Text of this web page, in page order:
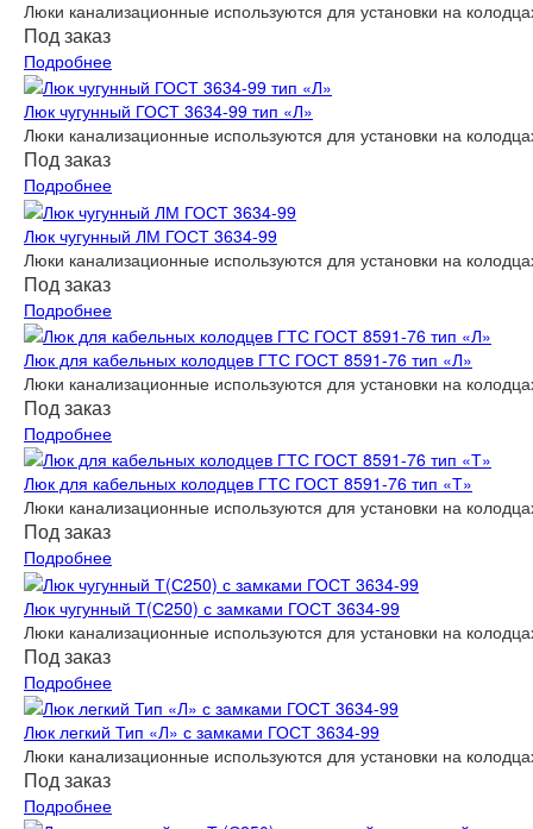
Люки канализационные используются для установки на
Под заказ
Подробнее
Люк чугунный ГОСТ 3634-99 тип «Л»
Люки канализационные используются для установки на
Под заказ
Подробнее
Люк чугунный ЛМ ГОСТ 3634-99
Люки канализационные используются для установки на
Под заказ
Подробнее
Люк для кабельных колодцев ГТС ГОСТ 8591-76 тип «Л»
Люки канализационные используются для установки на
Под заказ
Подробнее
Люк для кабельных колодцев ГТС ГОСТ 8591-76 тип «Т»
Люки канализационные используются для установки на
Под заказ
Подробнее
Люк чугунный Т(С250) с замками ГОСТ 3634-99
Люки канализационные используются для установки на
Под заказ
Подробнее
Люк легкий Тип «Л» с замками ГОСТ 3634-99
Люки канализационные используются для установки на
Под заказ
Подробнее